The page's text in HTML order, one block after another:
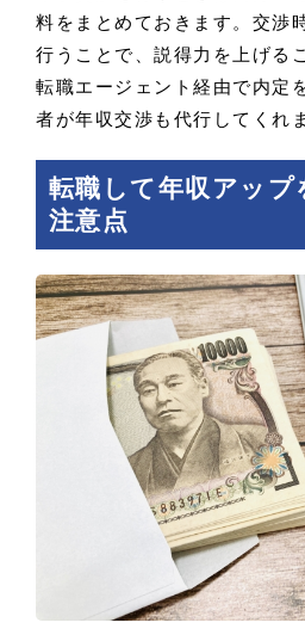
料をまとめておきます。交渉
行うことで、説得力を上げる
転職エージェント経由で内定
者が年収交渉も代行してくれ
転職して年収アップ
注意点